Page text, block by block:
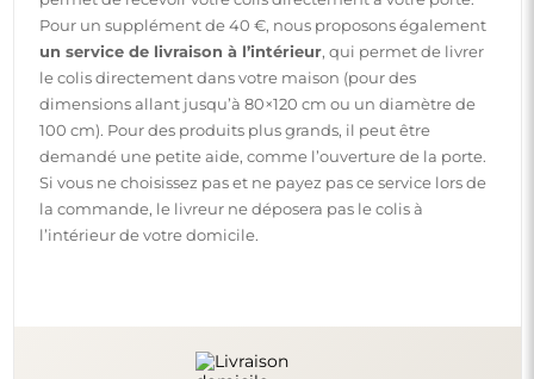
Instructions
Pour rendre le montage et l’utilisation de notre miroir
simples et sans souci, nous avons préparé des instructions
détaillées pour vous. Vous y trouverez toutes les étapes
nécessaires pour un montage correct du miroir, ainsi que
des conseils pour son entretien, nettoyage et
maintenance, afin de profiter de son aspect parfait
pendant longtemps.